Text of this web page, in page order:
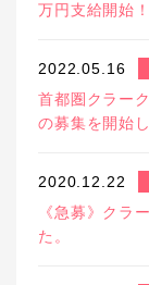
万円支給開始！
2022.05.16
首都圏クラー
の募集を開始
2020.12.22
《急募》クラ
た。